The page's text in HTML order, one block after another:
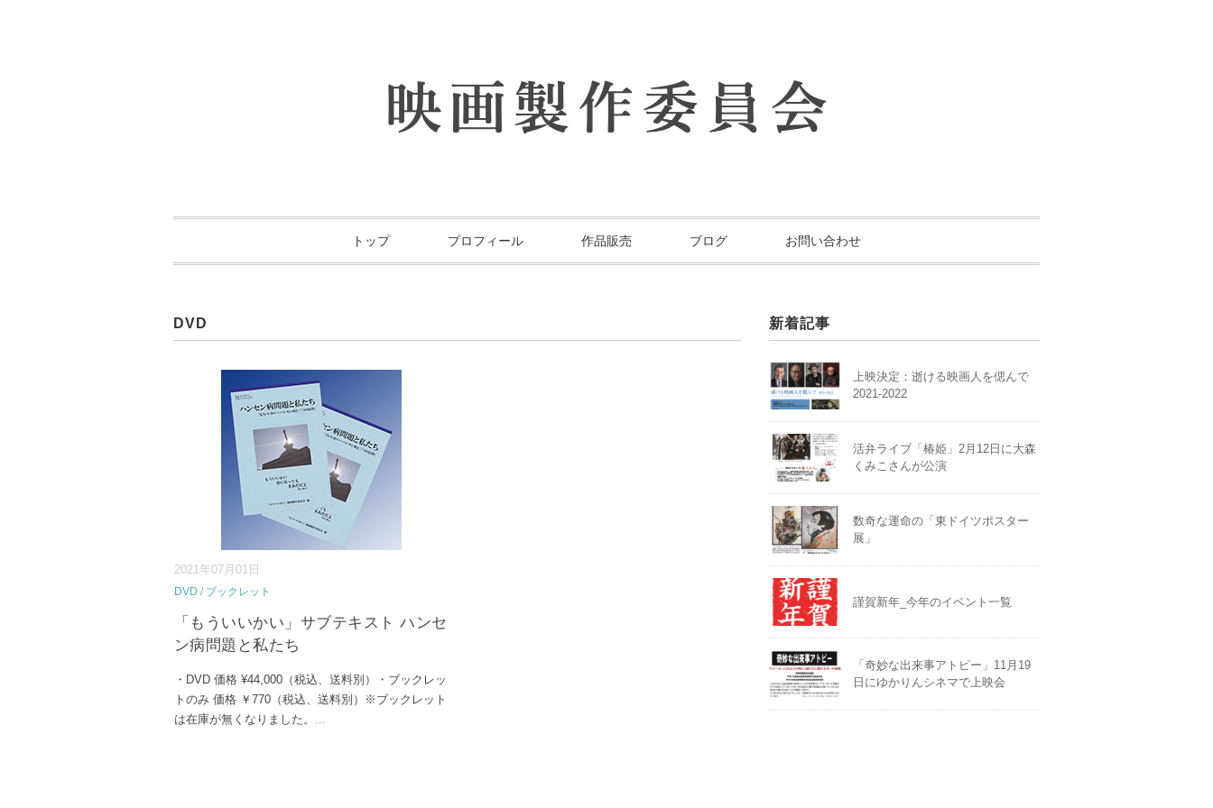
トップ プロフィール 作品販売 ブログ お問い合わせ
DVD
2021年07月01日
DVD / ブックレット
「もういいかい」サブテキスト ハンセ
ン病問題と私たち
・DVD 価格 ¥44,000（税込、送料別）・ブックレッ
トのみ 価格 ￥770（税込、送料別）※ブックレット
は在庫が無くなりました。 ...
新着記事
上映決定：逝ける映画人を偲んで
2021-2022
活弁ライブ「椿姫」2月12日に大森
くみこさんが公演
数奇な運命の「東ドイツポスター
展」
謹賀新年_今年のイベント一覧
「奇妙な出来事アトピー」11月19
日にゆかりんシネマで上映会